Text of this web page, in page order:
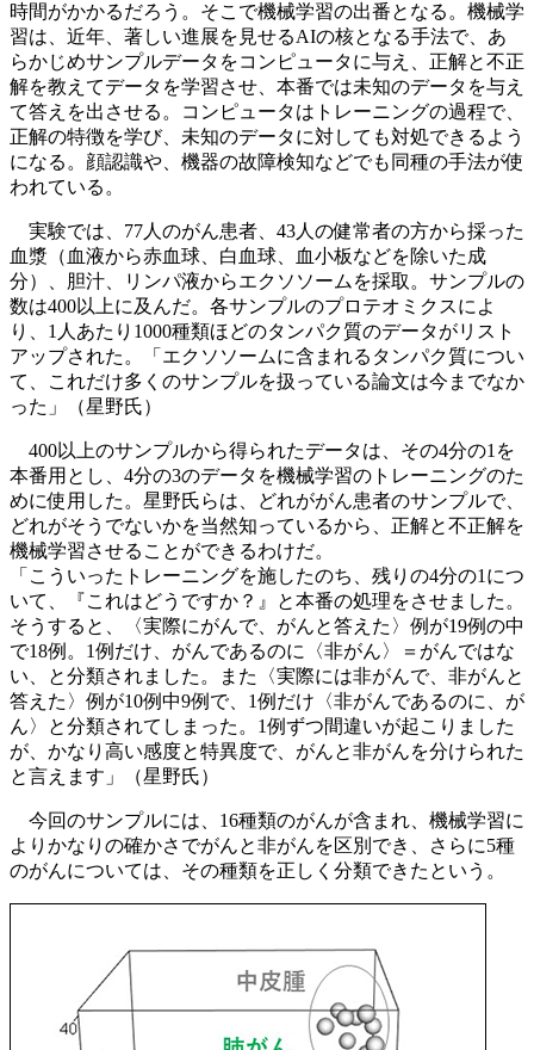
時間がかかるだろう。そこで機械学習の出番となる。機械学
習は、近年、著しい進展を見せるAIの核となる手法で、あ
らかじめサンプルデータをコンピュータに与え、正解と不正
解を教えてデータを学習させ、本番では未知のデータを与え
て答えを出させる。コンピュータはトレーニングの過程で、
正解の特徴を学び、未知のデータに対しても対処できるよう
になる。顔認識や、機器の故障検知などでも同種の手法が使
われている。
実験では、77人のがん患者、43人の健常者の方から採った
血漿（血液から赤血球、白血球、血小板などを除いた成
分）、胆汁、リンパ液からエクソソームを採取。サンプルの
数は400以上に及んだ。各サンプルのプロテオミクスによ
り、1人あたり1000種類ほどのタンパク質のデータがリスト
アップされた。「エクソソームに含まれるタンパク質につい
て、これだけ多くのサンプルを扱っている論文は今までなか
った」（星野氏）
400以上のサンプルから得られたデータは、その4分の1を
本番用とし、4分の3のデータを機械学習のトレーニングのた
めに使用した。星野氏らは、どれががん患者のサンプルで、
どれがそうでないかを当然知っているから、正解と不正解を
機械学習させることができるわけだ。
「こういったトレーニングを施したのち、残りの4分の1につ
いて、『これはどうですか？』と本番の処理をさせました。
そうすると、〈実際にがんで、がんと答えた〉例が19例の中
で18例。1例だけ、がんであるのに〈非がん〉＝がんではな
い、と分類されました。また〈実際には非がんで、非がんと
答えた〉例が10例中9例で、1例だけ〈非がんであるのに、が
ん〉と分類されてしまった。1例ずつ間違いが起こりました
が、かなり高い感度と特異度で、がんと非がんを分けられた
と言えます」（星野氏）
今回のサンプルには、16種類のがんが含まれ、機械学習に
よりかなりの確かさでがんと非がんを区別でき、さらに5種
のがんについては、その種類を正しく分類できたという。